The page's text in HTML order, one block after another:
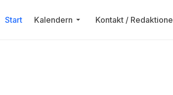
Start Kalendern Kontakt /